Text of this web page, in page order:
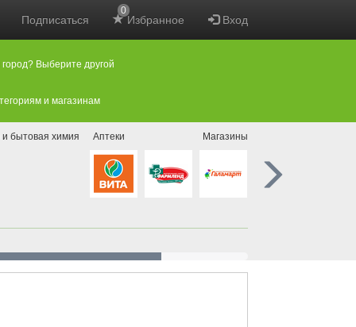
Подписаться Избранное
0
Вход
Выберите другой
и магазинам
и бытовая химия Аптеки Магазины нового формата